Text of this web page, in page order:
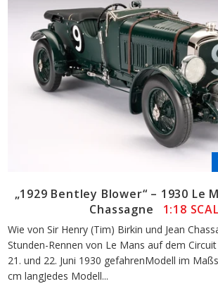
„1929 Bentley Blower“ – 1930 Le
Chassagne
1:18
Wie von Sir Henry (Tim) Birkin und Jean
Stunden-Rennen von Le Mans auf dem
21. und 22. Juni 1930 gefahrenModell im
cm langJedes Modell...